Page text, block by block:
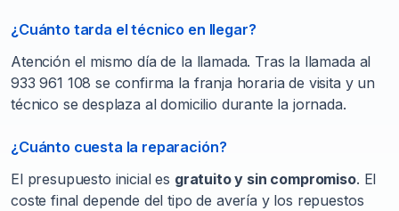
¿Cuánto tarda el técnico en llegar?
Atención el mismo día de la llamada. Tras la llamada al
933 961 108 se confirma la franja horaria de visita y un
técnico se desplaza al domicilio durante la jornada.
¿Cuánto cuesta la reparación?
El presupuesto inicial es gratuito y sin compromiso. El
coste final depende del tipo de avería y los repuestos